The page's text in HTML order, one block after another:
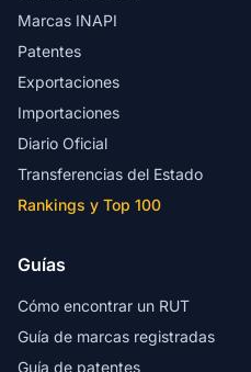
Marcas INAPI
Patentes
Exportaciones
Importaciones
Diario Oficial
Transferencias del Estado
Rankings y Top 100
Guías
Cómo encontrar un RUT
Guía de marcas registradas
Guía de patentes